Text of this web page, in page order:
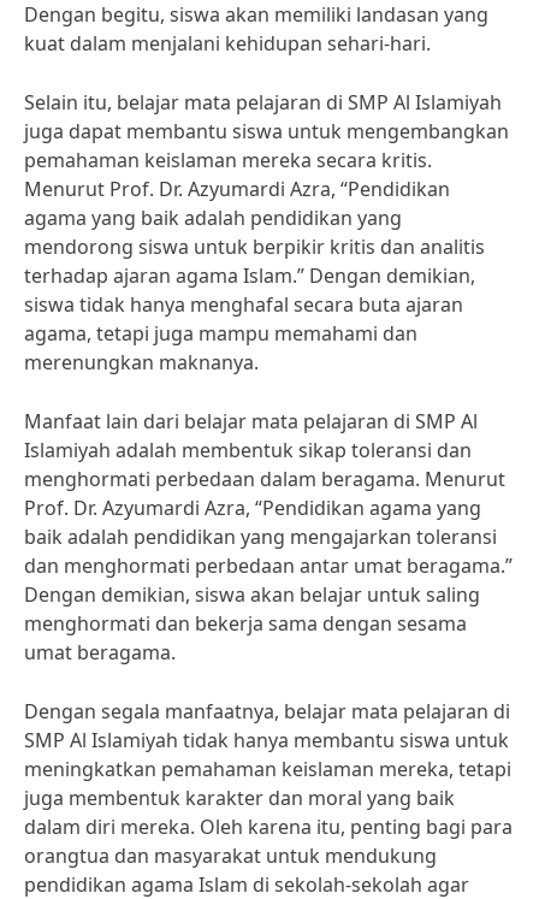
Dengan begitu, siswa akan memiliki landasan yang
kuat dalam menjalani kehidupan sehari-hari.
Selain itu, belajar mata pelajaran di SMP Al Islamiyah
juga dapat membantu siswa untuk mengembangkan
pemahaman keislaman mereka secara kritis.
Menurut Prof. Dr. Azyumardi Azra, “Pendidikan
agama yang baik adalah pendidikan yang
mendorong siswa untuk berpikir kritis dan analitis
terhadap ajaran agama Islam.” Dengan demikian,
siswa tidak hanya menghafal secara buta ajaran
agama, tetapi juga mampu memahami dan
merenungkan maknanya.
Manfaat lain dari belajar mata pelajaran di SMP Al
Islamiyah adalah membentuk sikap toleransi dan
menghormati perbedaan dalam beragama. Menurut
Prof. Dr. Azyumardi Azra, “Pendidikan agama yang
baik adalah pendidikan yang mengajarkan toleransi
dan menghormati perbedaan antar umat beragama.”
Dengan demikian, siswa akan belajar untuk saling
menghormati dan bekerja sama dengan sesama
umat beragama.
Dengan segala manfaatnya, belajar mata pelajaran di
SMP Al Islamiyah tidak hanya membantu siswa untuk
meningkatkan pemahaman keislaman mereka, tetapi
juga membentuk karakter dan moral yang baik
dalam diri mereka. Oleh karena itu, penting bagi para
orangtua dan masyarakat untuk mendukung
pendidikan agama Islam di sekolah-sekolah agar